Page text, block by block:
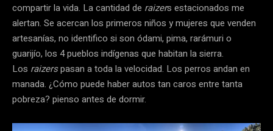
compartir la vida. La cantidad de raizers estacionados me
alertan. Se acercan los primeros niños y mujeres que venden
artesanías, no identifico si son ódami, pima, rarámuri o
guarijío, los 4 pueblos indígenas que habitan la sierra.
Los raizerspasan a toda la velocidad. Los perros andan en
manada. ¿Cómo puede haber autos tan caros entre tanta
pobreza? pienso antes de dormir.